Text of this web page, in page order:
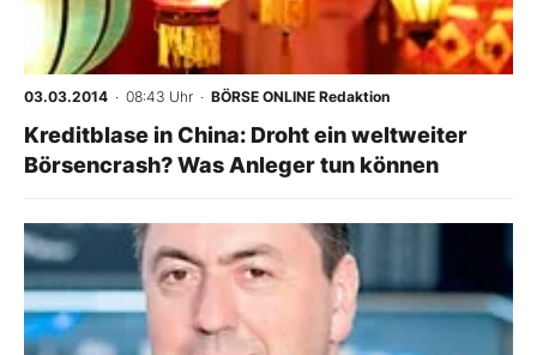
Mein Konto
Folgen Sie uns
Kontakt
03.03.2014 · 08:43 Uhr · BÖRSE ONLINE Redaktion
Kreditblase in China: Droht ein weltweiter
Börsencrash? Was Anleger tun können